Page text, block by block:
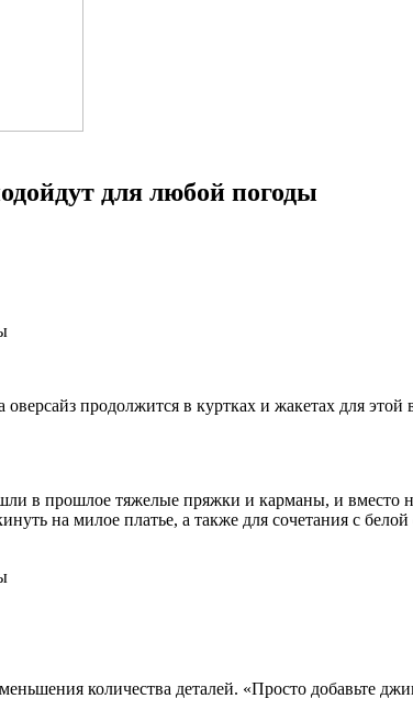
для любой погоды
продолжится в куртках и жакетах для
в прошлое тяжелые пряжки и карманы, и
на милое платье, а также для сочетания с
количества деталей. «Просто добавьте